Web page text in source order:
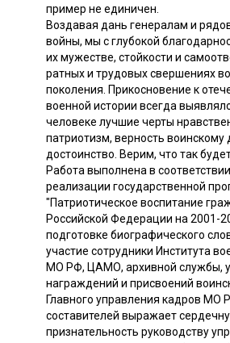
пример не единичен.
Воздавая дань генералам и
войны, мы с глубокой
их мужестве, стойкости и
ратных и трудовых свершениях
поколения. Прикосновение к
военной истории всегда
человеке лучшие черты
патриотизм, верность воинскому
достоинство. Верим, что так будет
Работа выполнена в
реализации государственной
"Патриотическое воспитание
Российской Федерации на 2001-
подготовке биографического
участие сотрудники Института
МО РФ, ЦАМО, архивной службы,
награждений и присвоений
Главного управления кадров МО
составителей выражает
признательность руководству